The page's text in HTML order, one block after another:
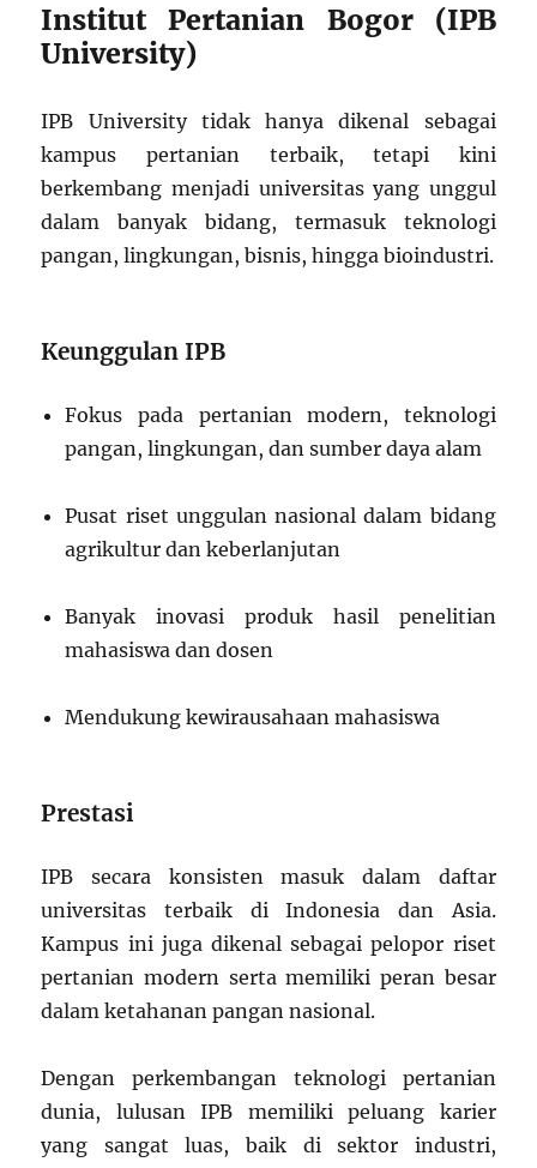
Institut Pertanian Bogor (IPB
University)
IPB University tidak hanya dikenal sebagai
kampus pertanian terbaik, tetapi kini
berkembang menjadi universitas yang unggul
dalam banyak bidang, termasuk teknologi
pangan, lingkungan, bisnis, hingga bioindustri.
Keunggulan IPB
Fokus pada pertanian modern, teknologi
pangan, lingkungan, dan sumber daya alam
Pusat riset unggulan nasional dalam bidang
agrikultur dan keberlanjutan
Banyak inovasi produk hasil penelitian
mahasiswa dan dosen
Mendukung kewirausahaan mahasiswa
Prestasi
IPB secara konsisten masuk dalam daftar
universitas terbaik di Indonesia dan Asia.
Kampus ini juga dikenal sebagai pelopor riset
pertanian modern serta memiliki peran besar
dalam ketahanan pangan nasional.
Dengan perkembangan teknologi pertanian
dunia, lulusan IPB memiliki peluang karier
yang sangat luas, baik di sektor industri,